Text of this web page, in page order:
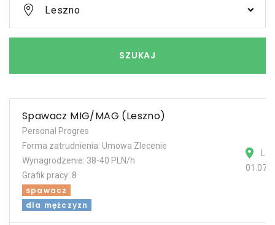
Leszno
SZUKAJ
Spawacz MIG/MAG (Leszno)
Personal Progres
Forma zatrudnienia: Umowa Zlecenie
Wynagrodzenie: 38-40 PLN/h
Grafik pracy: 8
spawacz
dla mężczyzn